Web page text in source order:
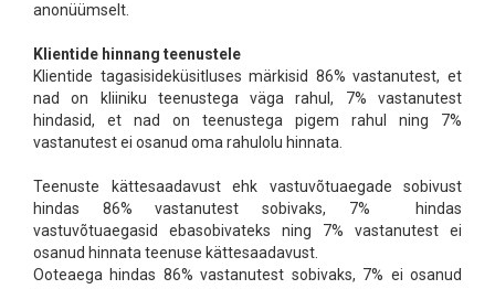
anonüümselt.
Klientide hinnang teenustele
Klientide tagasisideküsitluses märkisid 86% vastanutest, et
nad on kliiniku teenustega väga rahul, 7% vastanutest
hindasid, et nad on teenustega pigem rahul ning 7%
vastanutest ei osanud oma rahulolu hinnata.
Teenuste kättesaadavust ehk vastuvõtuaegade sobivust
hindas 86% vastanutest sobivaks, 7% hindas
vastuvõtuaegasid ebasobivateks ning 7% vastanutest ei
osanud hinnata teenuse kättesaadavust.
Ooteaega hindas 86% vastanutest sobivaks, 7% ei osanud